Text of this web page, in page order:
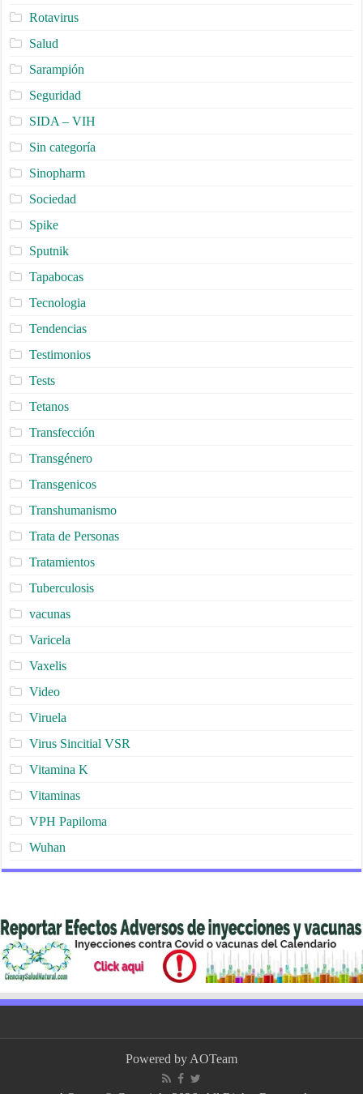
Rotavirus
Salud
Sarampión
Seguridad
SIDA – VIH
Sin categoría
Sinopharm
Sociedad
Spike
Sputnik
Tapabocas
Tecnologia
Tendencias
Testimonios
Tests
Tetanos
Transfección
Transgénero
Transgenicos
Transhumanismo
Trata de Personas
Tratamientos
Tuberculosis
vacunas
Varicela
Vaxelis
Video
Viruela
Virus Sincitial VSR
Vitamina K
Vitaminas
VPH Papiloma
Wuhan
Powered by AOTeam